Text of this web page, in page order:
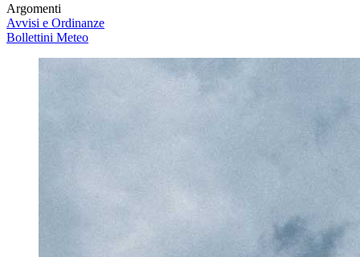
Argomenti
Avvisi e Ordinanze
Bollettini Meteo